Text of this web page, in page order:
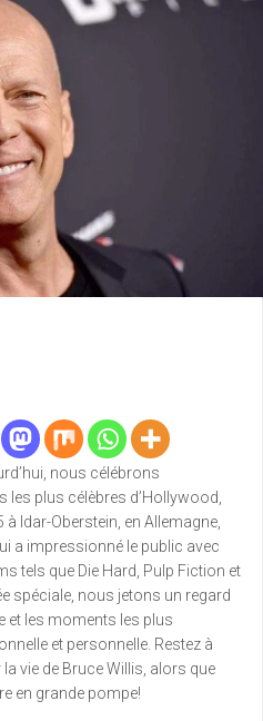
nous célébrons
les plus célèbres d’Hollywood,
Idar-Oberstein, en Allemagne,
a impressionné le public avec
tels que Die Hard, Pulp Fiction et
spéciale, nous jetons un regard
et les moments les plus
et personnelle. Restez à
vie de Bruce Willis, alors que
en grande pompe!